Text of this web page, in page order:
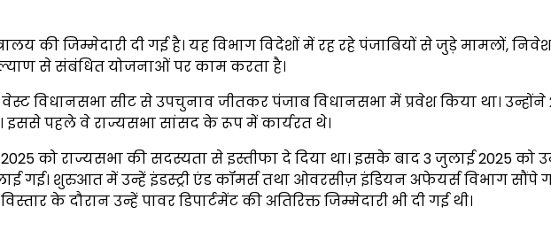
की जिम्मेदारी दी गई है। यह विभाग विदेशों में रह रहे पंजाबियों से जुड़े मामलों,
से संबंधित योजनाओं पर काम करता है।
वेस्ट विधानसभा सीट से उपचुनाव जीतकर पंजाब विधानसभा में प्रवेश किया था।
इससे पहले वे राज्यसभा सांसद के रूप में कार्यरत थे।
को राज्यसभा की सदस्यता से इस्तीफा दे दिया था। इसके बाद 3 जुलाई 2025 को
गई। शुरुआत में उन्हें इंडस्ट्री एंड कॉमर्स तथा ओवरसीज़ इंडियन अफेयर्स विभाग सौंपे
के दौरान उन्हें पावर डिपार्टमेंट की अतिरिक्त जिम्मेदारी भी दी गई थी।